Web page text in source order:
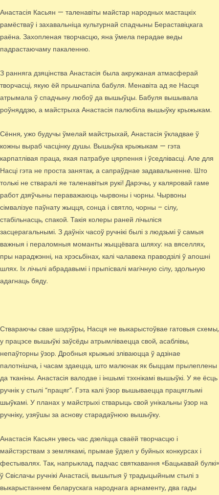
Анастасія Касьян — таленавіты майстар народных мастацкіх
рамёстваў і захавальніца культурнай спадчыны Бераставіцкага
раёна. Захопленая творчасцю, яна ўмела перадае веды
падрастаючаму пакаленню.
З ранняга дзяцінства Анастасія была акружаная атмасферай
творчасці, якую ёй прышчапіла бабуля. Менавіта ад яе Насця
атрымала ў спадчыну любоў да вышыўцы. Бабуля вышывала
роўняддзю, а майстрыха Анастасія палюбіла вышыўку крыжыкам.
Сёння, ужо будучы ўмелай майстрыхай, Анастасія ўкладвае ў
кожны выраб часцінку душы. Вышыўка крыжыкам — гэта
карпатлівая праца, якая патрабуе цярпення і ўседлівасці. Але для
Насці гэта не проста занятак, а сапраўднае задавальненне. Што
толькі не стваралі яе таленавітыя рукі! Дарэчы, у каляровай гаме
работ дзяўчыны пераважаюць чырвоны і чорны. Чырвоны
сімвалізуе паўнату жыцця, сонца і святло, чорны – сілу,
стабільнасць, спакой. Такія колеры раней лічыліся
засцерагальнымі. З даўніх часоў ручнікі былі з людзьмі ў самыя
важныя і пераломныя моманты жыццёвага шляху: на вяселлях,
пры нараджэнні, на хрэсьбінах, калі чалавека праводзілі ў апошні
шлях. Іх лічылі абрадавымі і прыпісвалі магічную сілу, здольную
адагнаць бяду.
Ствараючы свае шэдэўры, Насця не выкарыстоўвае гатовыя схемы,
у працэсе вышыўкі заўсёды атрымліваецца свой, асаблівы,
непаўторны ўзор. Дробныя крыжыкі зліваюцца ў адзінае
палотнішча, і часам здаецца, што малюнак як быццам прылеплены
да тканіны. Анастасія валодае і іншымі тэхнікамі вышыўкі. У яе ёсць
ручнік у стылі “працяг”. Гэта калі ўзор вышываецца працяглымі
шыўкамі. У планах у майстрыхі стварыць свой унікальны ўзор на
ручніку, узяўшы за аснову старадаўнюю вышыўку.
Анастасія Касьян увесь час дзеліцца сваёй творчасцю і
майстэрствам з землякамі, прымае ўдзел у буйных конкурсах і
фестывалях. Так, напрыклад, падчас святкавання «Бацькавай булкі»
ў Свіслачы ручнікі Анастасіі, вышытыя ў традыцыйным стылі з
выкарыстаннем беларускага народнага арнаменту, два гады